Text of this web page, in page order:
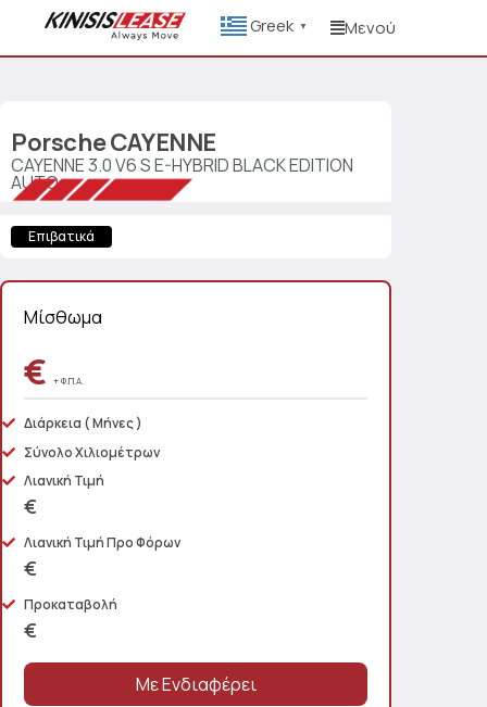
Greek ▼ Μενού
PorscheCAYENNE
CAYENNE 3.0 V6 S E-HYBRID BLACK EDITION
AUTO
Επιβατικά
Μίσθωμα
€ + Φ.Π.Α.
Διάρκεια ( Μήνες )
Σύνολο Χιλιομέτρων
Λιανική Τιμή
€
Λιανική Τιμή Προ Φόρων
€
Προκαταβολή
€